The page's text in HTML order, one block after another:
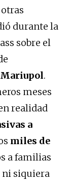
durante la
sobre el
Mariupol.
meses
realidad
a
miles de
a familias
ni siquiera